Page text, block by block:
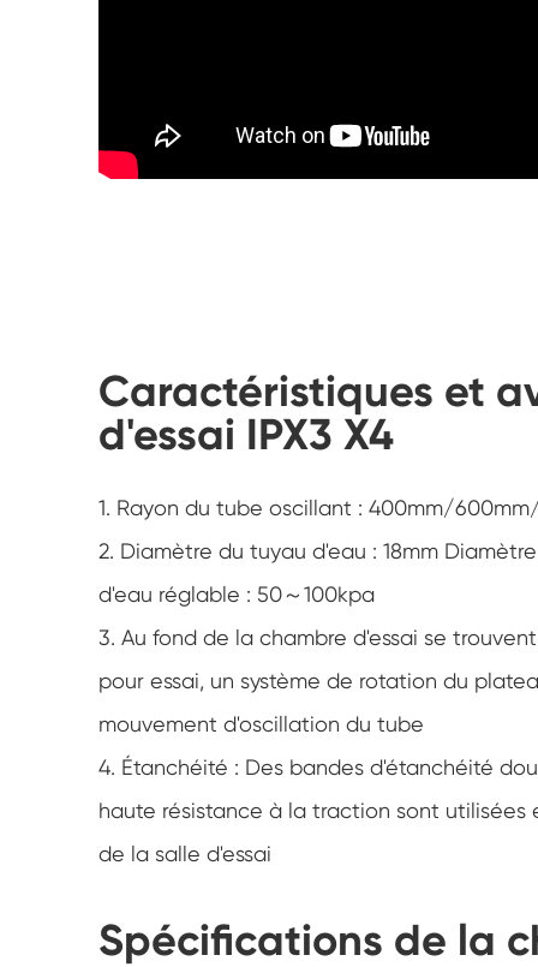
Caractéristiques et
d'essai IPX3 X4
1. Rayon du tube oscillant : 400mm/
2. Diamètre du tuyau d'eau : 18mm
d'eau réglable : 50～100kpa
3. Au fond de la chambre d'essai se
pour essai, un système de rotation du
mouvement d'oscillation du tube
4. Étanchéité : Des bandes d'étanchéité
haute résistance à la traction sont
de la salle d'essai
Spécifications de la